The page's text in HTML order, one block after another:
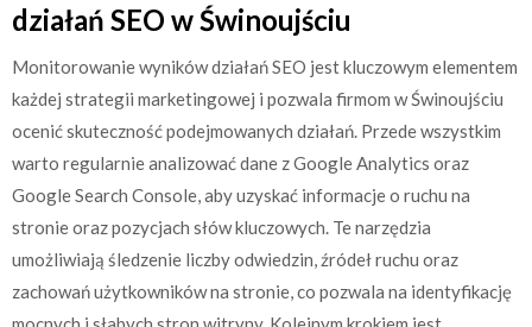
działań SEO w Świnoujściu
Monitorowanie wyników działań SEO jest kluczowym elementem
każdej strategii marketingowej i pozwala firmom w Świnoujściu
ocenić skuteczność podejmowanych działań. Przede wszystkim
warto regularnie analizować dane z Google Analytics oraz
Google Search Console, aby uzyskać informacje o ruchu na
stronie oraz pozycjach słów kluczowych. Te narzędzia
umożliwiają śledzenie liczby odwiedzin, źródeł ruchu oraz
zachowań użytkowników na stronie, co pozwala na identyfikację